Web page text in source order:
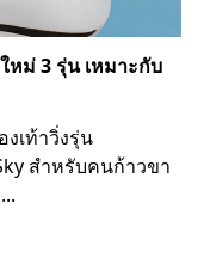
ใหม่ 3 รุ่น เหมาะกับ
งเท้าวิ่งรุ่น
สำหรับคนก้าวขา
...